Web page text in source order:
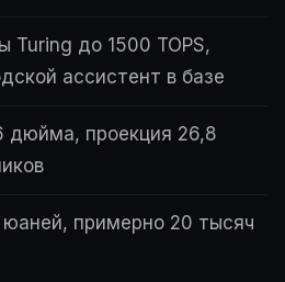
Turing до 1500 TOPS,
ассистент в базе
дюйма, проекция 26,8
примерно 20 тысяч